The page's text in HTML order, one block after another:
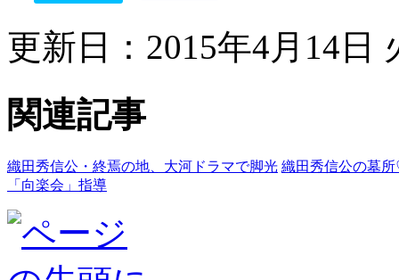
更新日：2015年4月14日
関連記事
織田秀信公・終焉の地、大河ドラマで脚光 織田秀信公の墓
「向楽会」指導